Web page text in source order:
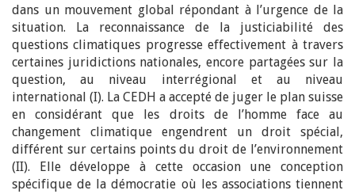
dans un mouvement global répondant à l’urgence de la
situation. La reconnaissance de la justiciabilité des
questions climatiques progresse effectivement à travers
certaines juridictions nationales, encore partagées sur la
question, au niveau interrégional et au niveau
international (I). La CEDH a accepté de juger le plan suisse
en considérant que les droits de l’homme face au
changement climatique engendrent un droit spécial,
différent sur certains points du droit de l’environnement
(II). Elle développe à cette occasion une conception
spécifique de la démocratie où les associations tiennent